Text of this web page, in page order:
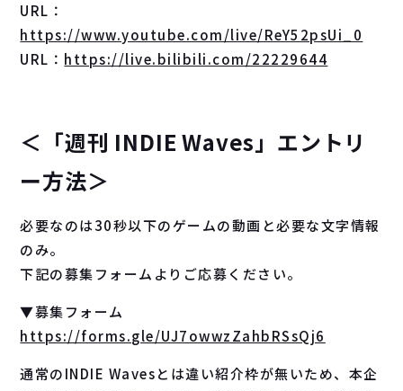
URL：
https://www.youtube.com/live/ReY52psUi_0
URL： https://live.bilibili.com/22229644
＜「週刊 INDIE Waves」エントリ
ー方法＞
必要なのは30秒以下のゲームの動画と必要な文字情報
のみ。
下記の募集フォームよりご応募ください。
▼募集フォーム
https://forms.gle/UJ7owwzZahbRSsQj6
通常のINDIE Wavesとは違い紹介枠が無いため、本企